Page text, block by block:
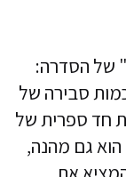
של הסדרה:
סבירה של
חד ספרית של
גם מהנה,